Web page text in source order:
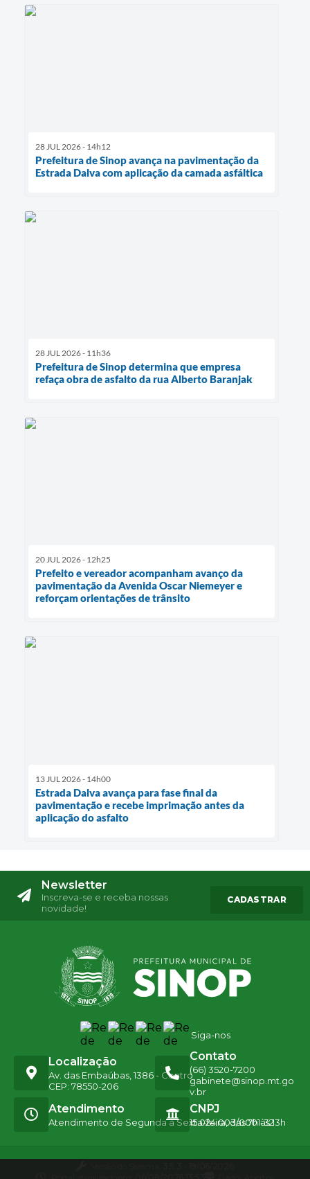
28 JUL 2026 - 14h12
Prefeitura de Sinop avança na pavimentação da
Estrada Dalva com aplicação da camada asfáltica
28 JUL 2026 - 11h36
Prefeitura de Sinop determina que empresa
refaça obra de asfalto da rua Alberto Baranjak
20 JUL 2026 - 12h25
Prefeito e vereador acompanham avanço da
pavimentação da Avenida Oscar Niemeyer e
reforçam orientações de trânsito
13 JUL 2026 - 14h00
Estrada Dalva avança para fase final da
pavimentação e recebe imprimação antes da
aplicação do asfalto
Newsletter
Inscreva-se e receba nossas
novidade!
CADASTRAR
Siga-nos
Localização
Av. das Embaúbas, 1386 - Centro
CEP: 78550-206
Contato
(66) 3520-7200
gabinete@sinop.mt.go
v.br
Atendimento
Atendimento de Segunda a Sexta-feira, das 7h às 13h
CNPJ
15.024.003/0001-32